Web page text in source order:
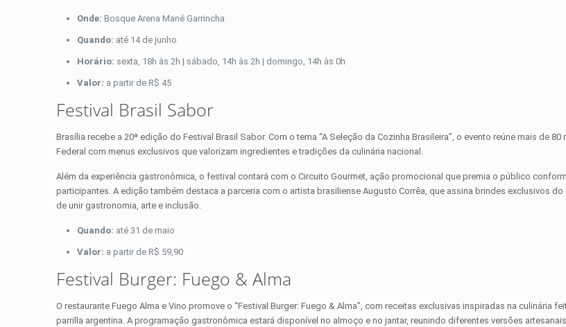
Onde:Bosque Arena Mané Garrincha
Quando: até 14 de junho
Horário: sexta, 18h às 2h | sábado, 14h às 2h | domingo, 14h às 0h
Valor: a partir de R$ 45
Festival Brasil Sabor
Brasília recebe a 20ª edição do Festival Brasil Sabor. Com o tema “A Seleção da Cozinha Brasileira”, o evento reúne mais de
Federal com menus exclusivos que valorizam ingredientes e tradições da culinária nacional.
Além da experiência gastronômica, o festival contará com o Circuito Gourmet, ação promocional que premia o público
participantes. A edição também destaca a parceria com o artista brasiliense Augusto Corrêa, que assina brindes exclusivos
de unir gastronomia, arte e inclusão.
Quando: até 31 de maio
Valor: a partir de R$ 59,90
Festival Burger: Fuego & Alma
O restaurante Fuego Alma e Vino promove o “Festival Burger: Fuego & Alma”, com receitas exclusivas inspiradas na culinária
parrilla argentina. A programação gastronômica estará disponível no almoço e no jantar, reunindo diferentes versões